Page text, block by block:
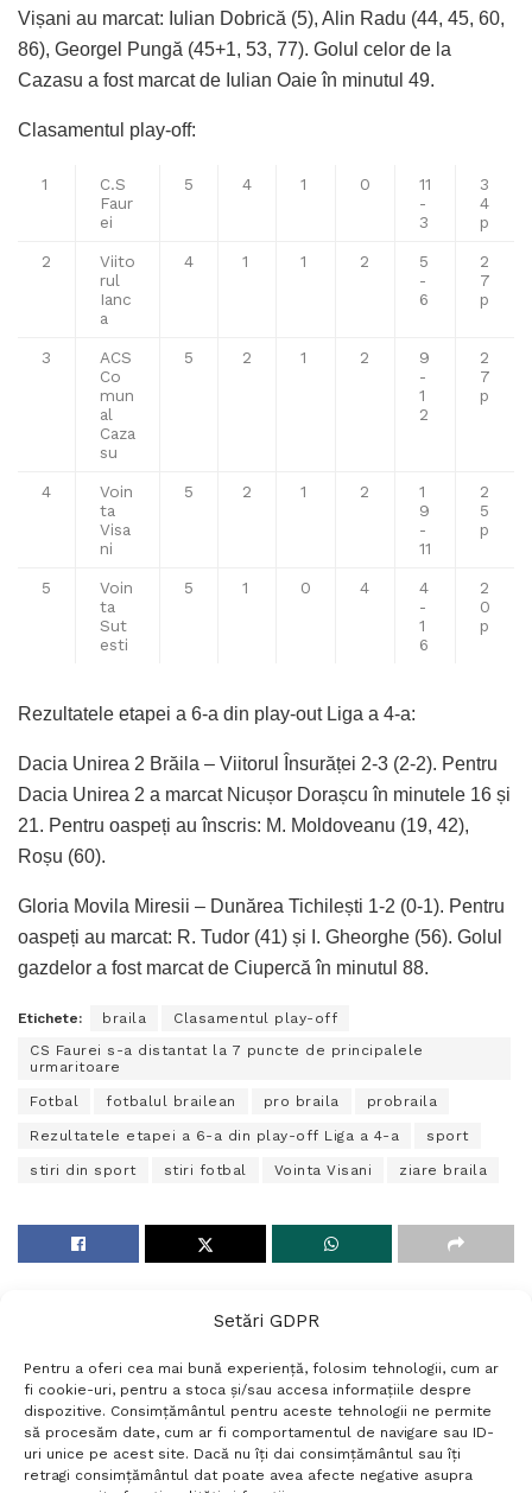
Setări GDPR
Pentru a oferi cea mai bună experiență, folosim tehnologii, cum ar
fi cookie-uri, pentru a stoca și/sau accesa informațiile despre
dispozitive. Consimțământul pentru aceste tehnologii ne permite
să procesăm date, cum ar fi comportamentul de navigare sau ID-
uri unice pe acest site. Dacă nu îți dai consimțământul sau îți
retragi consimțământul dat poate avea afecte negative asupra
Vișani au marcat: Iulian Dobrică (5), Alin Radu (44, 45, 60,
86), Georgel Pungă (45+1, 53, 77). Golul celor de la
Cazasu a fost marcat de Iulian Oaie în minutul 49.
Clasamentul play-off:
1
C.S
Faur
ei
5 4 1 0
11
-
3
3
4
p
2
Viito
rul
Ianc
a
4 1 1 2
5
-
6
2
7
p
3
ACS
Co
mun
al
Caza
su
5 2 1 2
9
-
1
2
2
7
p
4
Voin
ta
Visa
ni
5 2 1 2
1
9
-
11
2
5
p
5
Voin
ta
Sut
esti
5 1 0 4
4
-
1
6
2
0
p
Rezultatele etapei a 6-a din play-out Liga a 4-a:
Dacia Unirea 2 Brăila – Viitorul Însurăței 2-3 (2-2). Pentru
Dacia Unirea 2 a marcat Nicușor Dorașcu în minutele 16 și
21. Pentru oaspeți au înscris: M. Moldoveanu (19, 42),
Roșu (60).
Gloria Movila Miresii – Dunărea Tichilești 1-2 (0-1). Pentru
oaspeți au marcat: R. Tudor (41) și I. Gheorghe (56). Golul
gazdelor a fost marcat de Ciupercă în minutul 88.
Etichete: braila
Clasamentul play-off
CS Faurei s-a distantat la 7 puncte de principalele
urmaritoare
Fotbal fotbalul brailean pro braila probraila
Rezultatele etapei a 6-a din play-off Liga a 4-a sport
stiri din sport stiri fotbal Vointa Visani ziare braila
Termeni si conditii
Politică de confidențialitate